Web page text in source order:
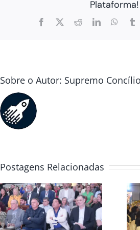
Plataforma!
Facebook
X RedditLinkedIn
Sobre o Autor: Supremo Concílio
Postagens Relacionadas
Convenção Global